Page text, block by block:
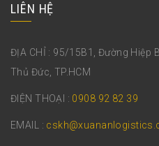
LIÊN HỆ
ĐỊA CHỈ : 95/15B1, Đường Hiệp
Thủ Đức, TP.HCM
ĐIỆN THOẠI : 0908 92 82 39
EMAIL :